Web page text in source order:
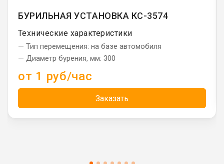
БУРИЛЬНАЯ УСТАНОВКА КС-3574
Технические характеристики
— Тип перемещения: на базе автомобиля
— Диаметр бурения, мм: 300
от 1 руб/час
Заказать